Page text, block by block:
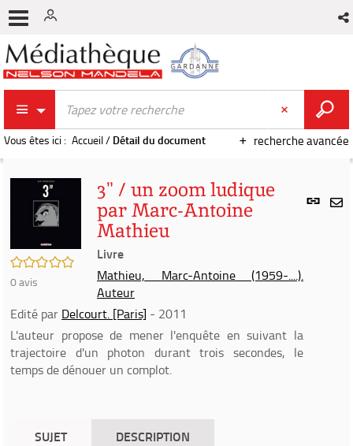
recherche avancée
Vous êtes ici : Accueil/ Détail du document
Lien
/5
0avis
3" / un zoom ludique
par Marc-Antoine
Mathieu
Livre
Mathieu, Marc-Antoine (1959-....).
Auteur
Edité par Delcourt. [Paris] - 2011
L'auteur propose de mener l'enquête en suivant la
trajectoire d'un photon durant trois secondes, le
temps de dénouer un complot.
SUJET DESCRIPTION